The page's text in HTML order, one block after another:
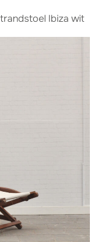
Ibiza wit